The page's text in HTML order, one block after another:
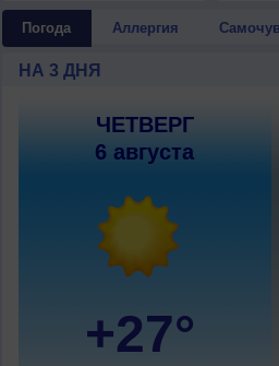
Погода Аллергия
НА 3 ДНЯ
ЧЕТВЕРГ
6 августа
+27°